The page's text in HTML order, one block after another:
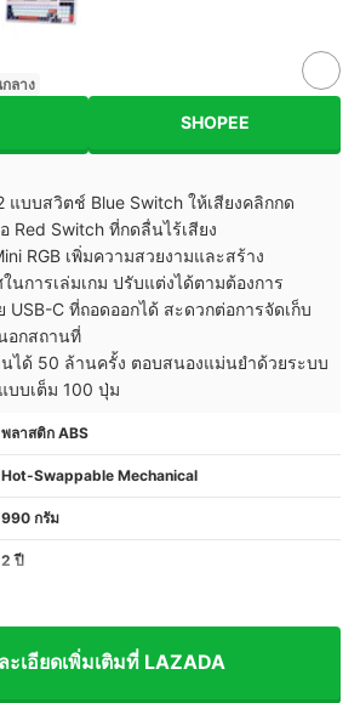
ลาง
SHOPEE
แบบสวิตช์ Blue Switch ให้เสียงคลิกกด
Red Switch ที่กดลื่นไร้เสียง
RGB เพิ่มความสวยงามและสร้าง
นการเล่มเกม ปรับแต่งได้ตามต้องการ
USB-C ที่ถอดออกได้ สะดวกต่อการจัดเก็บ
อกสถานที่
นได้ 50 ล้านครั้ง ตอบสนองแม่นยำด้วยระบบ
บบเต็ม 100 ปุ่ม
พลาสติก ABS
Hot-Swappable Mechanical
990 กรัม
2 ปี
ะเอียดเพิ่มเติมที่ LAZADA